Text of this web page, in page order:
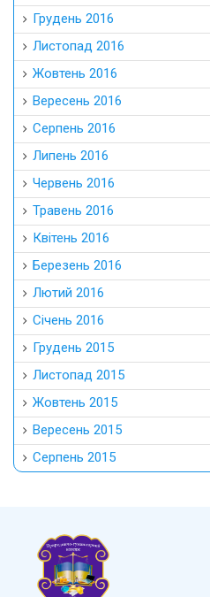
Грудень 2016
Листопад 2016
Жовтень 2016
Вересень 2016
Серпень 2016
Липень 2016
Червень 2016
Травень 2016
Квітень 2016
Березень 2016
Лютий 2016
Січень 2016
Грудень 2015
Листопад 2015
Жовтень 2015
Вересень 2015
Серпень 2015